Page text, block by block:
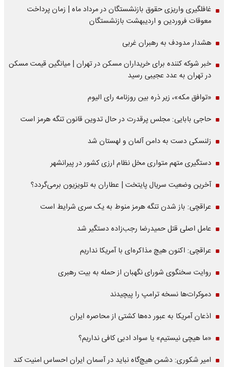
غافلگیری واریزی حقوق بازنشستگان در مرداد ماه | زمان پرداخت
معوقات فروردین و اردیبهشت بازنشستگان
هشدار مدودف به رهبران غربی
خبر شوکه کننده برای خریداران مسکن در تهران | میانگین قیمت مسکن
در تهران به عدد عجیبی رسید
«توافق مکه»، زیر ذره بین روزنامه رای الیوم
حاجی بابایی: مجلس پرقدرت در حال تدوین قانون تنگه هرمز است
زلنسکی دست به دامن آلمان و لهستان شد
دستگیری متهم متواری مخل نظام ارزی کشور در پیرانشهر
آخرین وضعیت سریال پایتخت | عطاران به تلویزیون برمی‌گردد؟
عراقچی: باز شدن تنگه هرمز منوط به یک سری شرایط است
عامل اصلی قتل حمیدرضا رجب‌زاده دستگیر شد
عراقچی: اکنون هیچ مذاکره‌ای با آمریکا نداریم
روایت سخنگوی شورای نگهبان از حمله به بیت رهبری
دموکرات‌ها نسخه ترامپ را پیچیدند
اذعان آمریکا به عبور ده‌ها کشتی از محاصره ایران
«ما هیچی نیستیم» یا سواد ادبی کافی نداریم؟
امیر شکوری: دشمن هیچ‌گاه نباید در آسمان ایران احساس امنیت کند